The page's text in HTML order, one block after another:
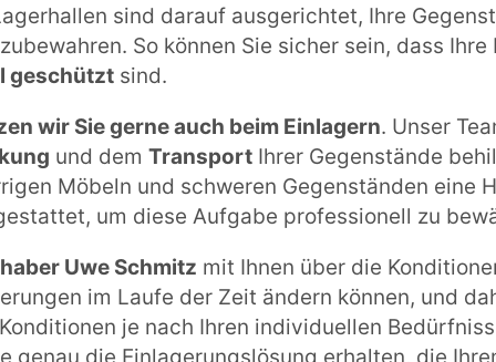
sind darauf ausgerichtet, Ihre
So können Sie sicher sein, dass
geschützt sind.
wir Sie gerne auch beim Einlagern. Unser
und dem Transport Ihrer Gegenstände
Möbeln und schweren Gegenständen eine
um diese Aufgabe professionell zu
Uwe Schmitz mit Ihnen über die
im Laufe der Zeit ändern können, und
je nach Ihren individuellen